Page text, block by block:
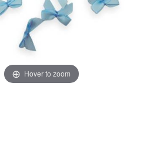
Hover to zoom